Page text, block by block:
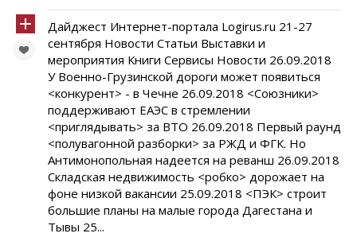
Дайджест Интернет-портала Logirus.ru 21-27
сентября Новости Статьи Выставки и
мероприятия Книги Сервисы Новости 26.09.2018
У Военно-Грузинской дороги может появиться
<конкурент> - в Чечне 26.09.2018 <Союзники>
поддерживают ЕАЭС в стремлении
<приглядывать> за ВТО 26.09.2018 Первый раунд
<полувагонной разборки> за РЖД и ФГК. Но
Антимонопольная надеется на реванш 26.09.2018
Складская недвижимость <робко> дорожает на
фоне низкой вакансии 25.09.2018 <ПЭК> строит
большие планы на малые города Дагестана и
Тывы 25...